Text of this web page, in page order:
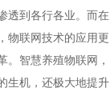
透到各行各业。而在
物联网技术的应用更
。智慧养殖物联网，
生机，还极大地提升